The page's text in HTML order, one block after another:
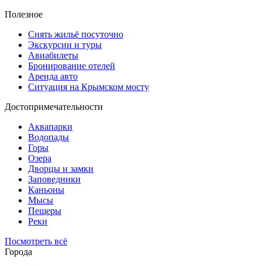
Полезное
Снять жильё посуточно
Экскурсии и туры
Авиабилеты
Бронирование отелей
Аренда авто
Ситуация на Крымском мосту
Достопримечательности
Аквапарки
Водопады
Горы
Озера
Дворцы и замки
Заповедники
Каньоны
Мысы
Пещеры
Реки
Посмотреть всё
Города